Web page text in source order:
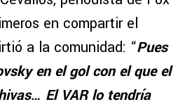
en compartir el
a la comunidad: “Pues
en el gol con el que el
El VAR lo tendría